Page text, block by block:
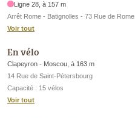
Ligne 28, à 157 m
Arrêt Rome - Batignolles - 73 Rue de Rome
Voir tout
En vélo
Clapeyron - Moscou, à 163 m
14 Rue de Saint-Pétersbourg
Capacité : 15 vélos
Voir tout